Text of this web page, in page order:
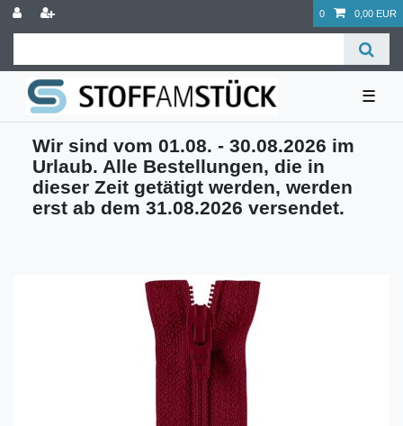
0 0,00 EUR
☰
Wir sind vom 01.08. - 30.08.2026 im
Urlaub. Alle Bestellungen, die in
dieser Zeit getätigt werden, werden
erst ab dem 31.08.2026 versendet.